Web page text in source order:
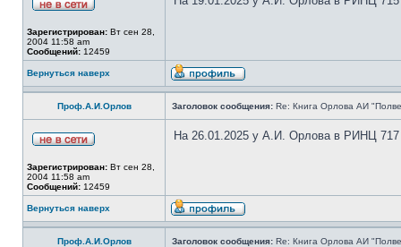
Зарегистрирован: Вт сен 28,
2004 11:58 am
Сообщений: 12459
Вернуться наверх
Проф.А.И.Орлов Заголовок сообщения: Re: Книга Орлова АИ
Зарегистрирован: Вт сен 28,
2004 11:58 am
Сообщений: 12459
На 26.01.2025 у А.И. Орлова в РИНЦ 717
Вернуться наверх
Проф.А.И.Орлов Заголовок сообщения: Re: Книга Орлова АИ